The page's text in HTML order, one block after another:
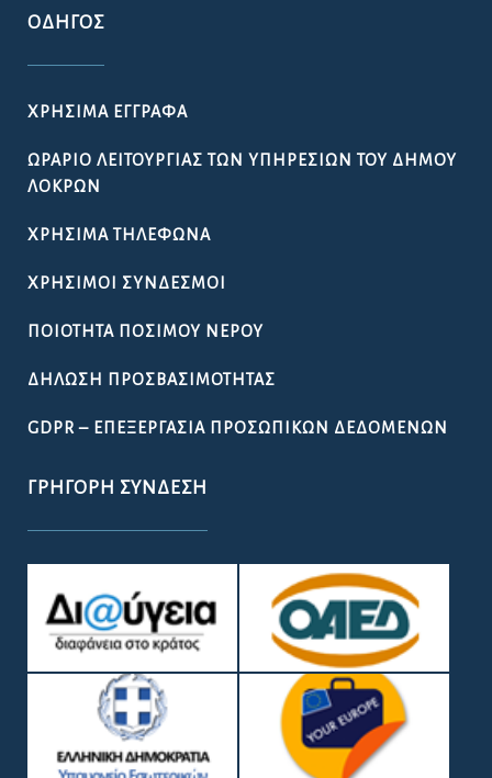
ΟΔΗΓΌΣ
ΧΡΉΣΙΜΑ ΈΓΓΡΑΦΑ
ΩΡΆΡΙΟ ΛΕΙΤΟΥΡΓΊΑΣ ΤΩΝ ΥΠΗΡΕΣΙΏΝ ΤΟΥ ΔΉΜΟΥ
ΛΟΚΡΏΝ
ΧΡΉΣΙΜΑ ΤΗΛΈΦΩΝΑ
ΧΡΉΣΙΜΟΙ ΣΎΝΔΕΣΜΟΙ
ΠΟΙΌΤΗΤΑ ΠΌΣΙΜΟΥ ΝΕΡΟΎ
ΔΉΛΩΣΗ ΠΡΟΣΒΑΣΙΜΌΤΗΤΑΣ
GDPR – ΕΠΕΞΕΡΓΑΣΙΑ ΠΡΟΣΩΠΙΚΩΝ ΔΕΔΟΜΕΝΩΝ
ΓΡΉΓΟΡΗ ΣΎΝΔΕΣΗ